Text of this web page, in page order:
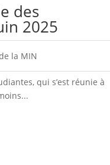
des
2025
la MIN
qui s’est réunie à